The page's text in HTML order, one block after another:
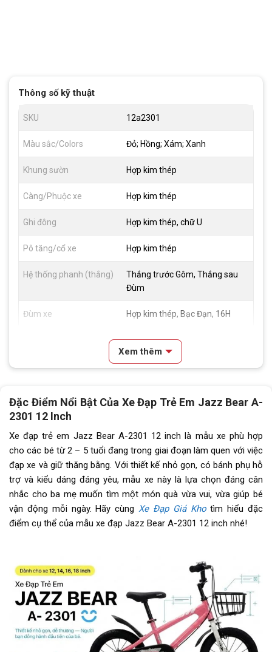
Thông số kỹ thuật
SKU 12a2301
Màu sắc/Colors Đỏ; Hồng; Xám; Xanh
Khung sườn Hợp kim thép
Càng/Phuộc xe Hợp kim thép
Ghi đông Hợp kim thép, chữ U
Pô tăng/cổ xe Hợp kim thép
Hệ thống phanh (thắng)
Thắng trước Gôm, Thắng sau
Đùm
Đùm xe Hợp kim thép, Bạc Đạn, 16H
Hợp kim thép
Lốp xe 12x2.125
Tăng tốc trước (Gạt
đĩa)
Tăng tốc sau (Gạt líp) N/A
Đùi đĩa Hợp kim thép, bạc đạn
Dĩa 1 tầng
Sên (xích)
Kích thước
Yên Da thể thao
Cọc/cốt yên Hợp kim thép
Xem thêm
Đặc Điểm Nổi Bật Của Xe Đạp Trẻ Em Jazz Bear A-
2301 12 Inch
Xe đạp trẻ em Jazz Bear A-2301 12 inch là mẫu xe phù hợp
cho các bé từ 2 – 5 tuổi đang trong giai đoạn làm quen với việc
đạp xe và giữ thăng bằng. Với thiết kế nhỏ gọn, có bánh phụ hỗ
trợ và kiểu dáng đáng yêu, mẫu xe này là lựa chọn đáng cân
nhắc cho ba mẹ muốn tìm một món quà vừa vui, vừa giúp bé
vận động mỗi ngày. Hãy cùng Xe Đạp Giá Khotìm hiểu đặc
điểm cụ thể của mẫu xe đạp Jazz Bear A-2301 12 inch nhé!